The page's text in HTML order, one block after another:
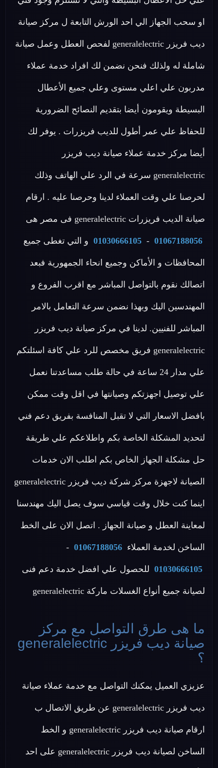
او سحب الجهاز الي احد الورش التابعة ل مركز صيانة
ديب فريزر generalelectric لفحص العطل وعمل صيانة
شاملة له ولذلك فنحن نضمن لك افراد خدمة عملاء
مدربون علي اعلي مستوى وعلي جميع الأعطال
البسيطة ويقومون أيضا بتقديم النصائح الضرورية
للحفاظ علي عمر أطول للديب فريزرات . يوفر لك
أيضا مركز خدمة عملاء صيانة ديب فريزر
generalelectric سرعة في الرد علي الهاتف وذلك
لحرصنا علي وقت العملاء لدينا وحرصنا عليه . ارقام
صيانة الديب فريزرات generalelectric فى مصر هى
01067188056
-
01030666105 و التي تغطى جميع
المحافظات و الأماكن وجميع انحاء الجمهورية فبعد
اتصالك نقوم بالتواصل المباشر مع اقرب الفروع و
المهندسين اليك وبهذا نضمن سرعة التعامل بالامر
المباشر للفنيين. لدينا في مركز صيانة ديب فريزر
generalelectric فريق مخصص للرد علي كافة اسئلتكم
علي مدار 24 ساعة في حالة طلب مساعدتنا نعمل
علي توصيل اجهزتكم وصيانتها في اقل وقت ممكن
بافضل الاسعار التي لا تقبل المنافسة بفريق دعم فني
لتحديد المشكلة الخاصة بكم واطلاعكم علي طريقة
حل مشكلة الجهاز الخاص بكم اطلب الان خدمات
الصيانة لاجهزة مركز شركة ديب فريزر generalelectric
اينما كنت خلال وقت قياسي سوف يصل اليك مهندسنا
لمعاينة العطل و صيانة الجهاز . اتصل الان على الخط
الساخن لخدمة العملاء 01067188056
-
01030666105 للحصول علي افضل خدمة دعم فنى
لصيانة جميع أنواع الغسلات ماركة generalelectric
ما هى طرق التواصل مع مركز
صيانة ديب فريزر generalelectric
؟
عزيزي العميل يمكنك التواصل مع خدمة عملاء صيانة
ديب فريزر generalelectric عن طريق الاتصال ب
ارقام صيانة ديب فريزر generalelectric و الخط
الساخن لصيانة ديب فريزر generalelectric على احد